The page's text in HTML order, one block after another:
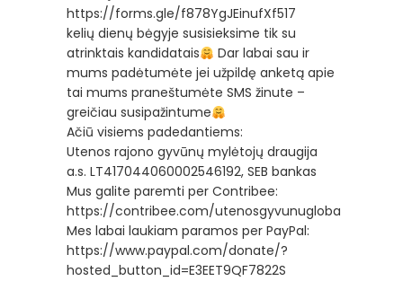
https://forms.gle/f878YgJEinufXf517
kelių dienų bėgyje susisieksime tik su
atrinktais kandidatais
Dar labai sau ir
mums padėtumėte jei užpildę anketą apie
tai mums praneštumėte SMS žinute –
greičiau susipažintume
Ačiū visiems padedantiems:
Utenos rajono gyvūnų mylėtojų draugija
a.s. LT417044060002546192, SEB bankas
Mus galite paremti per Contribee:
https://contribee.com/utenosgyvunugloba
Mes labai laukiam paramos per PayPal:
https://www.paypal.com/donate/?
hosted_button_id=E3EET9QF7822S